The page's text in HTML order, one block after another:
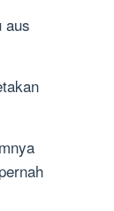
aus